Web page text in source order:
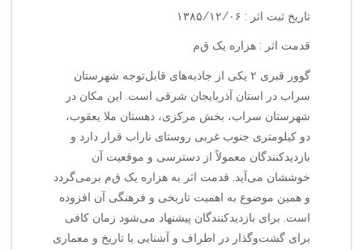
تاریخ ثبت اثر : ۱۳۸۵/۱۲/۰۶
قدمت اثر : هزاره یک ق‌م‌
گوور قبری ۲ یکی از جاذبه‌های قابل‌توجه شهرستان
سراب در استان آذربایجان شرقی است. این مکان در
شهرستان سراب، بخش مرکزی، دهستان ملا یعقوب،
دو کیلومتری جنوب غربی روستای ناراب قرار دارد و
بازدیدکنندگان معمولاً از دسترسی و موقعیت آن
خوششان می‌آید. قدمت اثر به هزاره یک ق‌م‌ برمی‌گردد
و همین موضوع به اهمیت تاریخی و فرهنگی آن افزوده
است. برای بازدیدکنندگان پیشنهاد می‌شود زمان کافی
برای گشت‌وگذار در اطراف و آشنایی با تاریخ و معماری